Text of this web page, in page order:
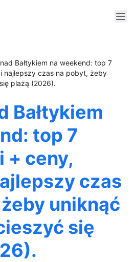
Bałtykiem na weekend: top 7
najlepszy czas na pobyt, żeby
plażą (2026).
Bałtykiem
top 7
+ ceny,
czas
uniknąć
się